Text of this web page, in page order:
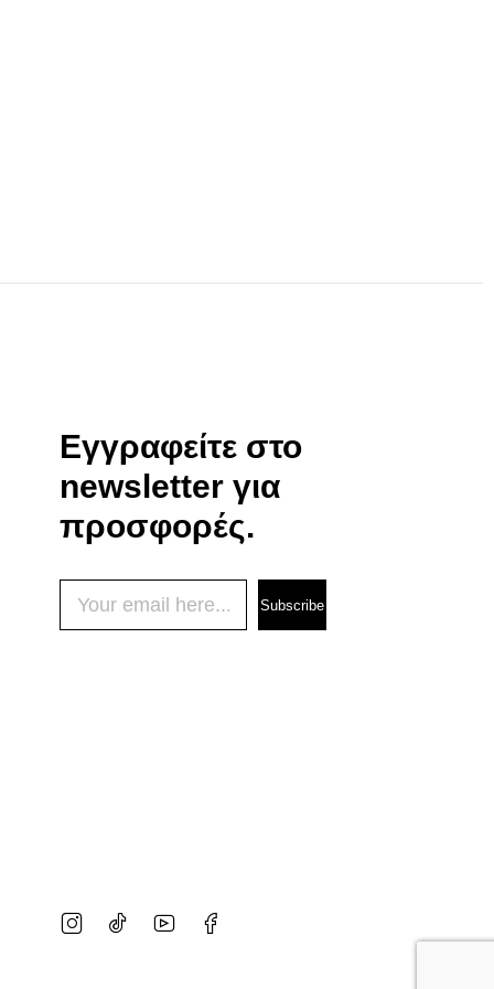
Εγγραφείτε στο
newsletter για
προσφορές.
Subscribe